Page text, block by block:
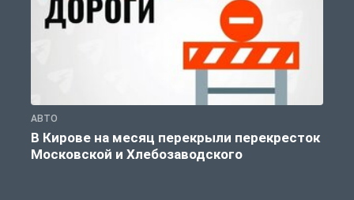
АВТО
В Кирове на месяц перекрыли перекресток
Московской и Хлебозаводского